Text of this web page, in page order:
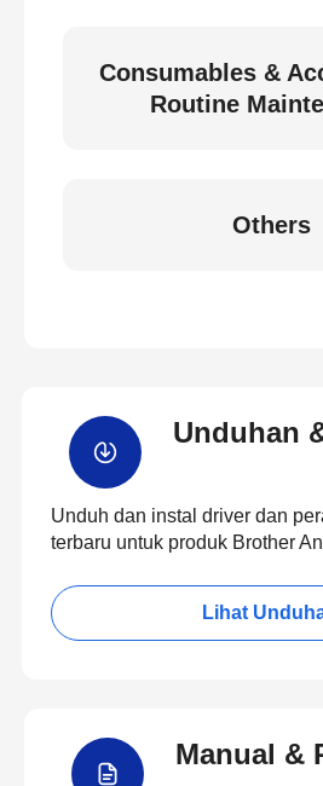
Consumables &
Routine
Others
Unduhan
Unduh dan instal driver dan
terbaru untuk produk Brother
Lihat
Manual &